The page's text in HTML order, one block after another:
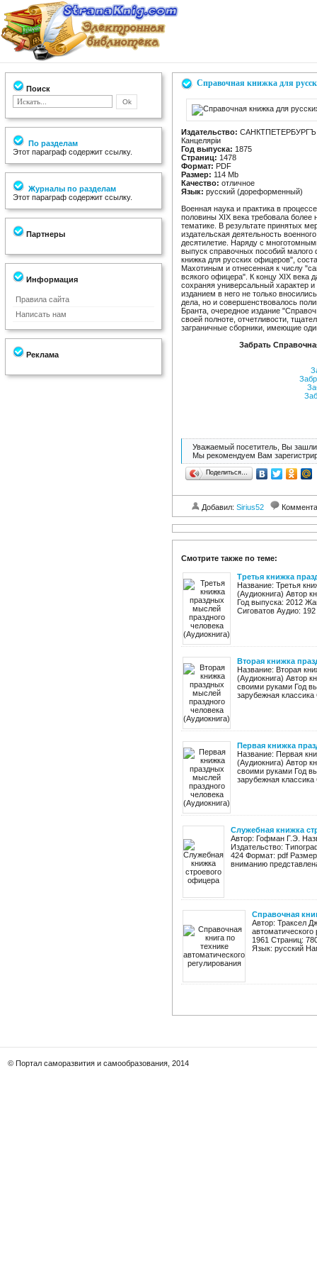
Поиск
По разделам
Этот параграф содержит ссылку.
Журналы по разделам
Этот параграф содержит ссылку.
Партнеры
Информация
Правила сайта
Написать нам
Реклама
Справочная книжка для
Издательство: САНКТПЕТЕРБУРГЪ.
Канцелярiи
Год выпуска: 1875
Страниц: 1478
Формат: PDF
Размер: 114 Mb
Качество: отличное
Язык: русский (дореформенный)
Военная наука и практика в
половины XIX века требовала
тематике. В результате принятых
издательская деятельность
десятилетие. Наряду с
выпуск справочных пособий
книжка для русских офицеров",
Махотиным и отнесенная к числу
всякого офицера". К концу XIX века
сохраняя универсальный характер
изданием в него не только
дела, но и совершенствовалось
Бранта, очередное издание
своей полноте, отчетливости,
заграничные сборники, имеющие
Забрать
Уважаемый посетитель, Вы зашли
Мы рекомендуем Вам
Поделиться…
Добавил: Sirius52
Смотрите также по теме:
Третья книжка
Название: Третья
(Аудиокнига) Автор
Год выпуска: 2012
Сиговатов Аудио:
Вторая книжка
Название: Вторая
(Аудиокнига) Автор
своими руками Год
зарубежная
Первая книжка
Название: Первая
(Аудиокнига) Автор
своими руками Год
зарубежная
Служебная книжка
Автор: Гофман Г.Э.
Издательство:
424 Формат: pdf
вниманию
Справочная
Автор: Траксел
автоматического
1961 Страниц:
Язык: русский
© Портал саморазвития и самообразования, 2014